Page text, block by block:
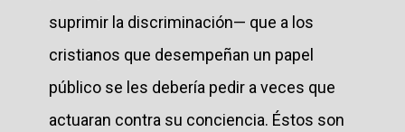
suprimir la discriminación— que a los
cristianos que desempeñan un papel
público se les debería pedir a veces que
actuaran contra su conciencia. Éstos son